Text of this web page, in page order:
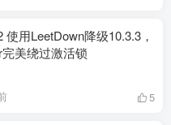
使用LeetDown降级10.3.3，
美绕过激活锁
5